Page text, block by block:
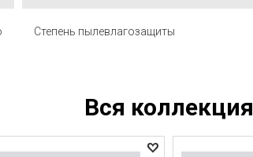
Степень пылевлагозащиты
Вся коллекция